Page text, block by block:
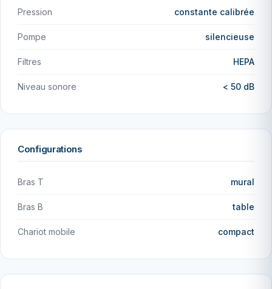
Pression constante calibrée
Pompe silencieuse
Filtres HEPA
Niveau sonore < 50 dB
Configurations
Bras T mural
Bras B table
Chariot mobile compact